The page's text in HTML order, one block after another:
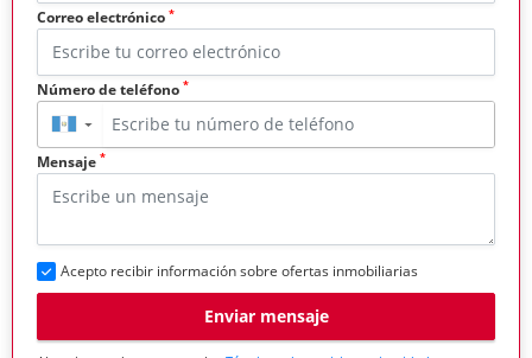
Correo electrónico *
Número de teléfono *
▼
Mensaje *
Acepto recibir información sobre ofertas inmobiliarias
Enviar mensaje